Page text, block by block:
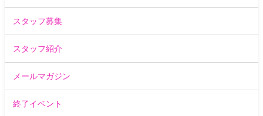
スタッフ募集
スタッフ紹介
メールマガジン
終了イベント